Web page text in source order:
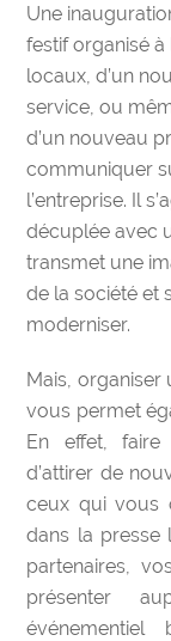
Une
festif organisé à
locaux, d’un
service, ou
d’un nouveau
communiquer
l’entreprise. Il
décuplée avec
transmet une
de la société et
moderniser.
Mais,
vous permet
En effet,
d’attirer de
ceux qui vous
dans la presse
partenaires,
présenter